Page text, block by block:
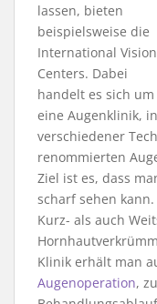
lassen, bieten
beispielsweise die
International Vision
Centers. Dabei
handelt es sich um
eine Augenklinik,
verschiedener
renommierten
Ziel ist es, dass
scharf sehen
Kurz- als auch
Klinik erhält man
Augenoperation,